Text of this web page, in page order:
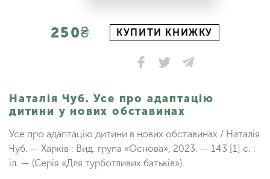
250₴ КУПИТИ КНИЖКУ
Наталія Чуб. Усе про адаптацію
дитини у нових обставинах
Усе про адаптацію дитини в нових обставинах / Наталія
Чуб. — Харків : Вид. група «Основа», 2023. — 143 [1] с. :
іл. — (Серія «Для турботливих батьків»).